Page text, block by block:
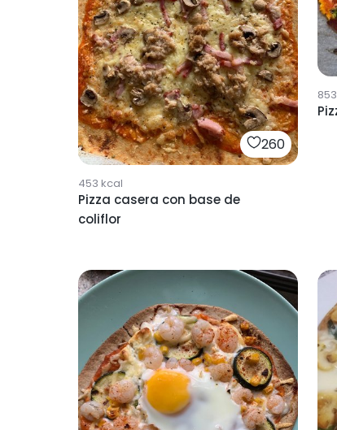
260
453 kcal
Pizza casera con base de
coliflor
853